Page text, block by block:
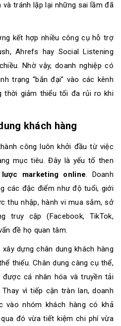
tránh lặp lại những sai lầm đã
kết hợp nhiều công cụ hỗ trợ
Ahrefs hay Social Listening
Nhờ vậy, doanh nghiệp có
trạng “bắn đại” vào các kênh
thời giảm thiểu tối đa rủi ro khi
khách hàng
công luôn khởi đầu từ việc
mục tiêu. Đây là yếu tố then
marketing online. Doanh
các đặc điểm như độ tuổi, giới
thu nhập, hành vi mua sắm, sở
truy cập (Facebook, TikTok,
đề họ quan tâm.
dựng chân dung khách hàng
thiếu. Chân dung càng cụ thể,
cá nhân hóa và truyền tải
vì tiếp cận tràn lan, doanh
vào nhóm khách hàng có khả
đó vừa tiết kiệm chi phí vừa